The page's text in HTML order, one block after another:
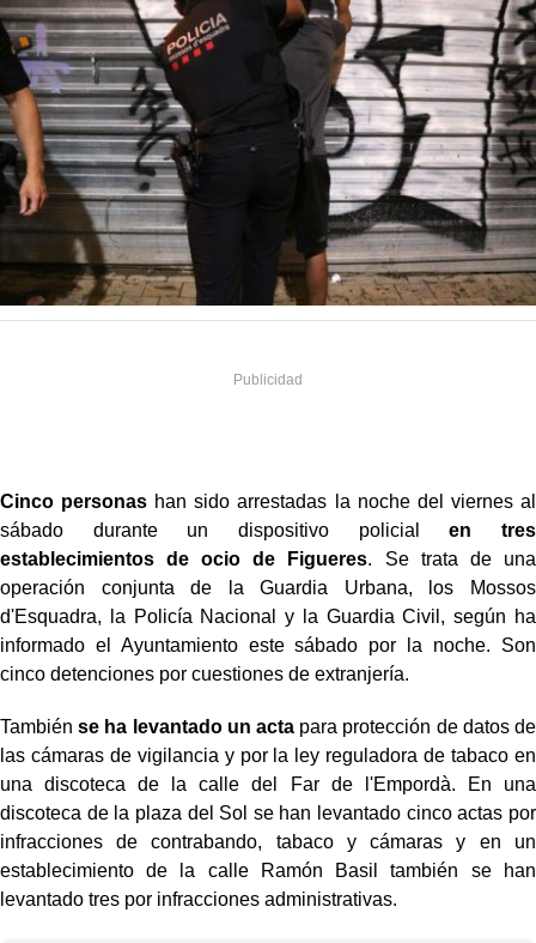
Cinco personas han sido arrestadas la noche del viernes al
sábado durante un dispositivo policialen tres
establecimientos de ocio de Figueres. Se trata de una
operación conjunta de la Guardia Urbana, los Mossos
d'Esquadra, la Policía Nacional y la Guardia Civil, según ha
informado el Ayuntamiento este sábado por la noche. Son
cinco detenciones por cuestiones de extranjería.
Tambiénse ha levantado un actapara protección de datos de
las cámaras de vigilancia y por la ley reguladora de tabaco en
una discoteca de la calle del Far de l'Empordà. En una
discoteca de la plaza del Sol se han levantado cinco actas por
infracciones de contrabando, tabaco y cámaras y en un
establecimiento de la calle Ramón Basil también se han
levantado tres por infracciones administrativas.